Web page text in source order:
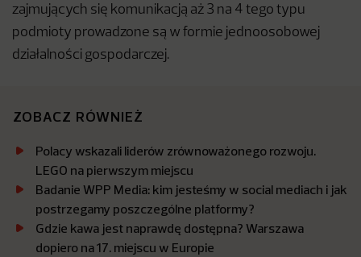
zajmujących się komunikacją aż 3 na 4 tego typu
podmioty prowadzone są w formie jednoosobowej
działalności gospodarczej.
ZOBACZ RÓWNIEŻ
Polacy wskazali liderów zrównoważonego rozwoju.
LEGO na pierwszym miejscu
Badanie WPP Media: kim jesteśmy w social mediach i jak
postrzegamy poszczególne platformy?
Gdzie kawa jest naprawdę dostępna? Warszawa
dopiero na 17. miejscu w Europie